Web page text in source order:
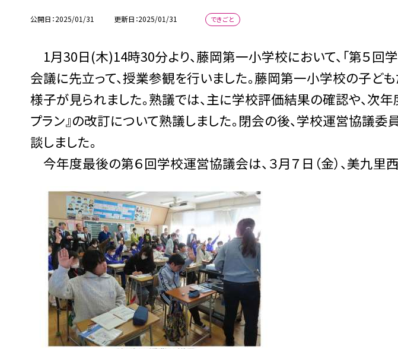
公開日 2025/01/31 更新日 2025/01/31 できごと
1月30日(木)14時30分より、藤岡第一小学校において、「第５回
会議に先立って、授業参観を行いました。藤岡第一小学校の子ども
様子が見られました。熟議では、主に学校評価結果の確認や、次年
プラン』の改訂について熟議しました。閉会の後、学校運営協議
談しました。
今年度最後の第６回学校運営協議会は、３月７日（金）、美九里